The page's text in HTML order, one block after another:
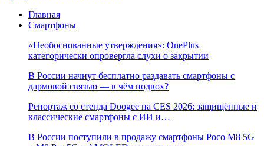
Главная
Смартфоны
«Необоснованные утверждения»: OnePlus
категорически опровергла слухи о закрытии
В России начнут бесплатно раздавать смартфоны с
дармовой связью — в чём подвох?
Репортаж со стенда Doogee на CES 2026: защищённые и
классические смартфоны с ИИ и…
В России поступили в продажу смартфоны Poco M8 5G